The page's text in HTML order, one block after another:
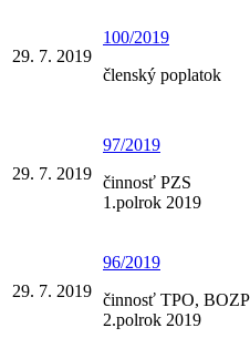
29. 7. 2019
100/2019
členský poplatok
29. 7. 2019
97/2019
činnosť PZS
1.polrok 2019
29. 7. 2019
96/2019
činnosť TPO, BOZP
2.polrok 2019